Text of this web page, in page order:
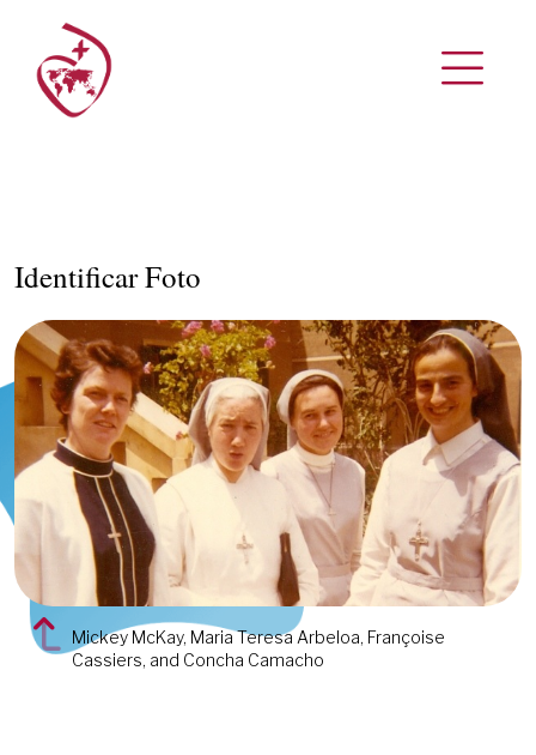
Identificar Foto
Mickey McKay, Maria Teresa Arbeloa, Françoise
Cassiers, and Concha Camacho